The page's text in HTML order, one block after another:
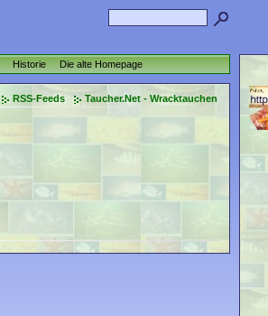
Historie Die alte Homepage
RSS-Feeds Taucher.Net - Wracktauchen